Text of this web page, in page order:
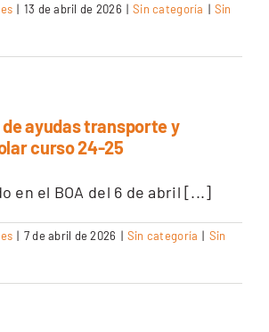
| 13 de abril de 2026 | Sin categoría | Sin
ayudas transporte y
curso 24-25
en el BOA del 6 de abril [...]
| 7 de abril de 2026 | Sin categoría | Sin